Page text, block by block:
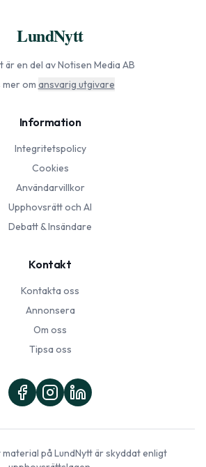
LundNytt
är en del av Notisen Media AB
mer om ansvarig utgivare
Information
Integritetspolicy
Cookies
Användarvillkor
Upphovsrätt och AI
Debatt & Insändare
Kontakt
Kontakta oss
Annonsera
Om oss
Tipsa oss
material påLundNyttär skyddat enligt